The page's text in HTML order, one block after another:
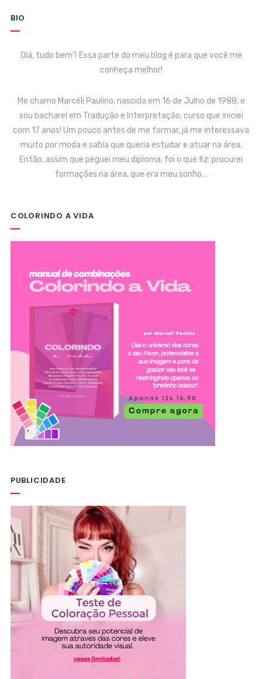
BIO
Olá, tudo bem? Essa parte do meu blog é para que você me
conheça melhor!
Me chamo Marcéli Paulino, nascida em 16 de Julho de 1988, e
sou bacharel em Tradução e Interpretação, curso que iniciei
com 17 anos! Um pouco antes de me formar, já me interessava
muito por moda e sabia que queria estudar e atuar na área.
Então, assim que peguei meu diploma, foi o que fiz: procurei
formações na área, que era meu sonho…
COLORINDO A VIDA
PUBLICIDADE